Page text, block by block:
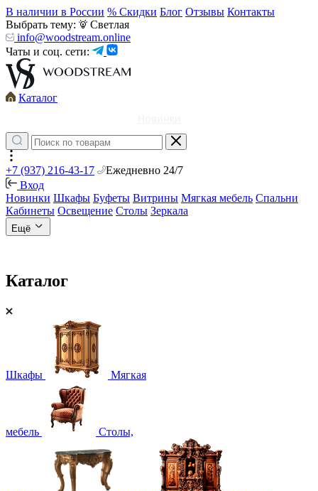
В наличии в России % Скидки Блог Отзывы Контакты
Выбрать тему:
Светлая
info@woodstream.online
Чаты и соц. сети:
Каталог
+7 (937) 216-43-17
Ежедневно 24/7
Вход
Новинки Шкафы Буфеты Витрины Мягкая мебель Спальни
Кабинеты Освещение Столы Зеркала
Ещё
Каталог
Шкафы Мягкая
мебель Столы,